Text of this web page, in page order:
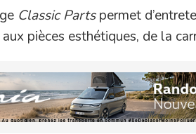
Classic Partspermet
pièces esthétiques, de la